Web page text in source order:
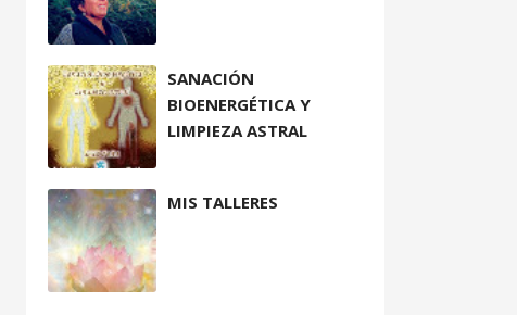
SANACIÓN
BIOENERGÉTICA Y
LIMPIEZA ASTRAL
MIS TALLERES